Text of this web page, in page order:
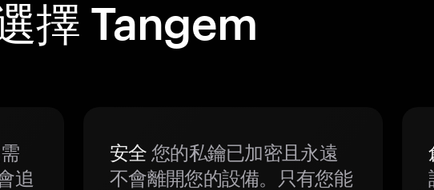
擇 Tangem
追
安全 您的私鑰已加密且永遠
不會離開您的設備。只有您能